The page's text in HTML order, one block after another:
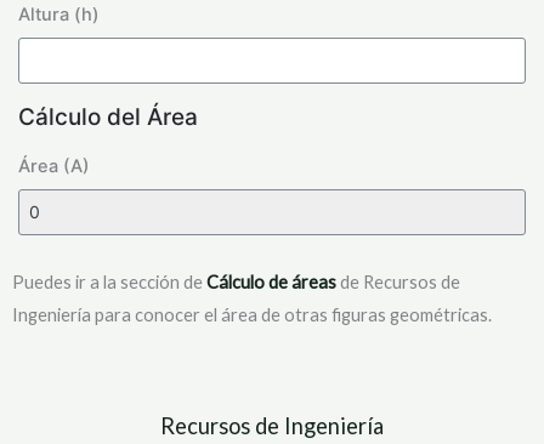
Altura (h)
Cálculo del Área
Área (A)
Puedes ir a la sección deCálculo de áreasde Recursos de
Ingeniería para conocer el área de otras figuras geométricas.
Recursos de Ingeniería